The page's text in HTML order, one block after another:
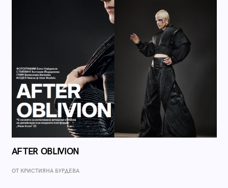
AFTER OBLIVION
ОТ КРИСТИЯНА БУРДЕВА